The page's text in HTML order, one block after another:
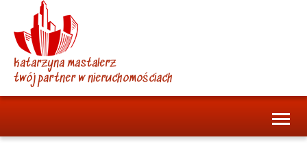
katarzyna mastalerz
twój partner w nieruchomościach